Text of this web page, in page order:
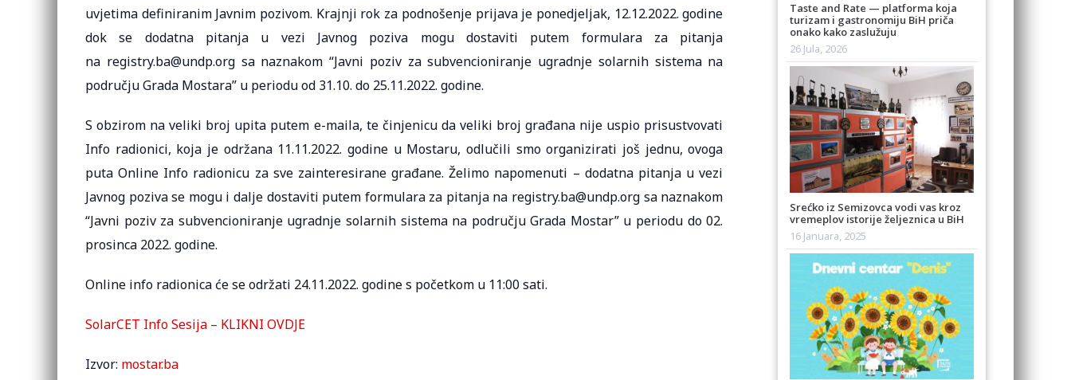
uvjetima definiranim Javnim pozivom. Krajnji rok za podnošenje prijava je ponedjeljak, 12.12.2022. godine
dok se dodatna pitanja u vezi Javnog poziva mogu dostaviti putem formulara za pitanja
na registry.ba@undp.org sa naznakom “Javni poziv za subvencioniranje ugradnje solarnih sistema na
području Grada Mostara” u periodu od 31.10. do 25.11.2022. godine.
S obzirom na veliki broj upita putem e-maila, te činjenicu da veliki broj građana nije uspio prisustvovati
Info radionici, koja je održana 11.11.2022. godine u Mostaru, odlučili smo organizirati još jednu, ovoga
puta Online Info radionicu za sve zainteresirane građane. Želimo napomenuti – dodatna pitanja u vezi
Javnog poziva se mogu i dalje dostaviti putem formulara za pitanja na registry.ba@undp.org sa naznakom
“Javni poziv za subvencioniranje ugradnje solarnih sistema na području Grada Mostar” u periodu do 02.
prosinca 2022. godine.
Online info radionica će se održati 24.11.2022. godine s početkom u 11:00 sati.
SolarCET Info Sesija – KLIKNI OVDJE
Izvor: mostar.ba
Taste and Rate — platforma koja
turizam i gastronomiju BiH priča
onako kako zaslužuju
26 Jula, 2026
Srećko iz Semizovca vodi vas kroz
vremeplov istorije željeznica u BiH
16 Januara, 2025